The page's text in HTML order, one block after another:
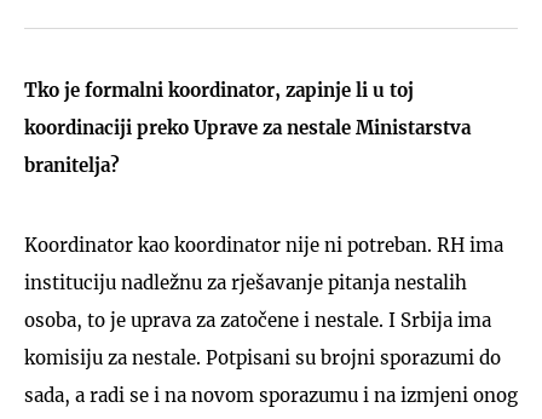
Tko je formalni koordinator, zapinje li u toj
koordinaciji preko Uprave za nestale Ministarstva
branitelja?
Koordinator kao koordinator nije ni potreban. RH ima
instituciju nadležnu za rješavanje pitanja nestalih
osoba, to je uprava za zatočene i nestale. I Srbija ima
komisiju za nestale. Potpisani su brojni sporazumi do
sada, a radi se i na novom sporazumu i na izmjeni onog